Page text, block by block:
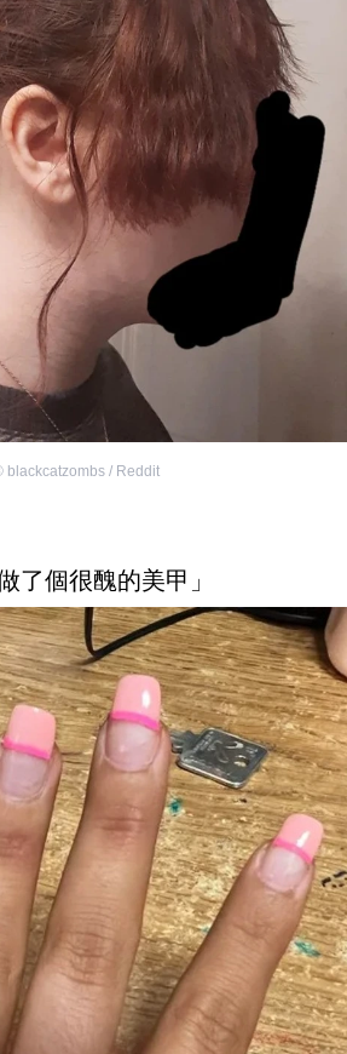
blackcatzombs / Reddit
了個很醜的美甲」